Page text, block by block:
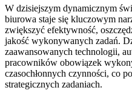
W dzisiejszym dynamicznym
biurowa staje się kluczowym
zwiększyć efektywność,
jakość wykonywanych zadań.
zaawansowanych technologii,
pracowników obowiązek
czasochłonnych czynności, co
strategicznych zadaniach.